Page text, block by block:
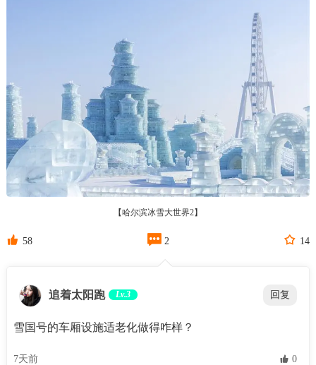
【哈尔滨冰雪大世界2】
 58  2  14
追着太阳跑 Lv.3 回复
雪国号的车厢设施适老化做得咋样？
7天前  0